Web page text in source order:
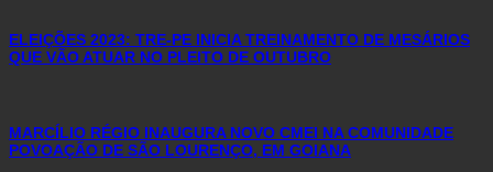
ELEIÇÕES 2023: TRE-PE INICIA TREINAMENTO DE MESÁRIOS
QUE VÃO ATUAR NO PLEITO DE OUTUBRO
MARCÍLIO RÉGIO INAUGURA NOVO CMEI NA COMUNIDADE
POVOAÇÃO DE SÃO LOURENÇO, EM GOIANA